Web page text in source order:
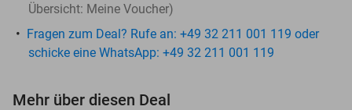
Übersicht: Meine Voucher)
Fragen zum Deal? Rufe an: +49 32 211 001 119 oder
schicke eine WhatsApp: +49 32 211 001 119
Mehr über diesen Deal